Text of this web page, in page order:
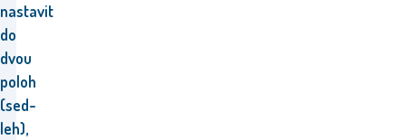
nastavit
do
dvou
poloh
(sed-
leh),